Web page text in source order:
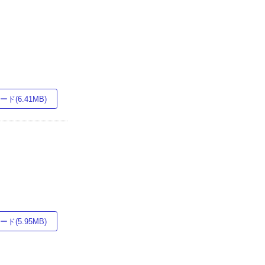
ド(6.41MB)
ド(5.95MB)